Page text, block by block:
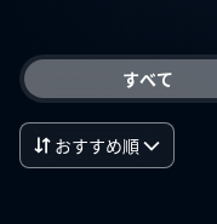
すべて
おすすめ順